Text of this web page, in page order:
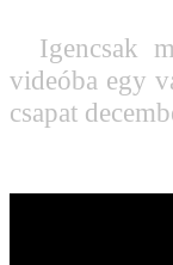
Igencsak
videóba egy
csapat